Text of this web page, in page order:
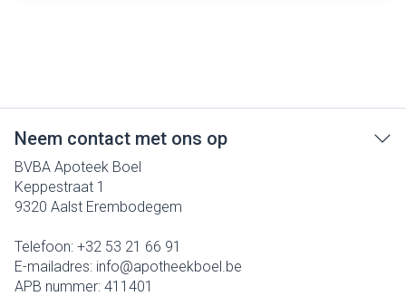
Neem contact met ons op
BVBA Apoteek Boel
Keppestraat 1
9320 Aalst Erembodegem
Telefoon: +32 53 21 66 91
E-mailadres: info@apotheekboel.be
APB nummer: 411401